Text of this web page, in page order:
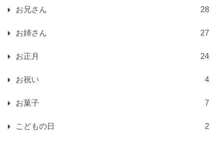
お兄さん 28
お姉さん 27
お正月 24
お祝い 4
お菓子 7
こどもの日 2